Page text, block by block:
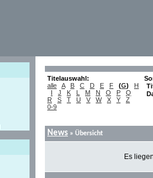
Titelauswahl:
alle
A B C D E F (G)
H
I
J K L M N O P
Q
R
S T U V W X Y
Z
0-9
News » Übersicht
Es